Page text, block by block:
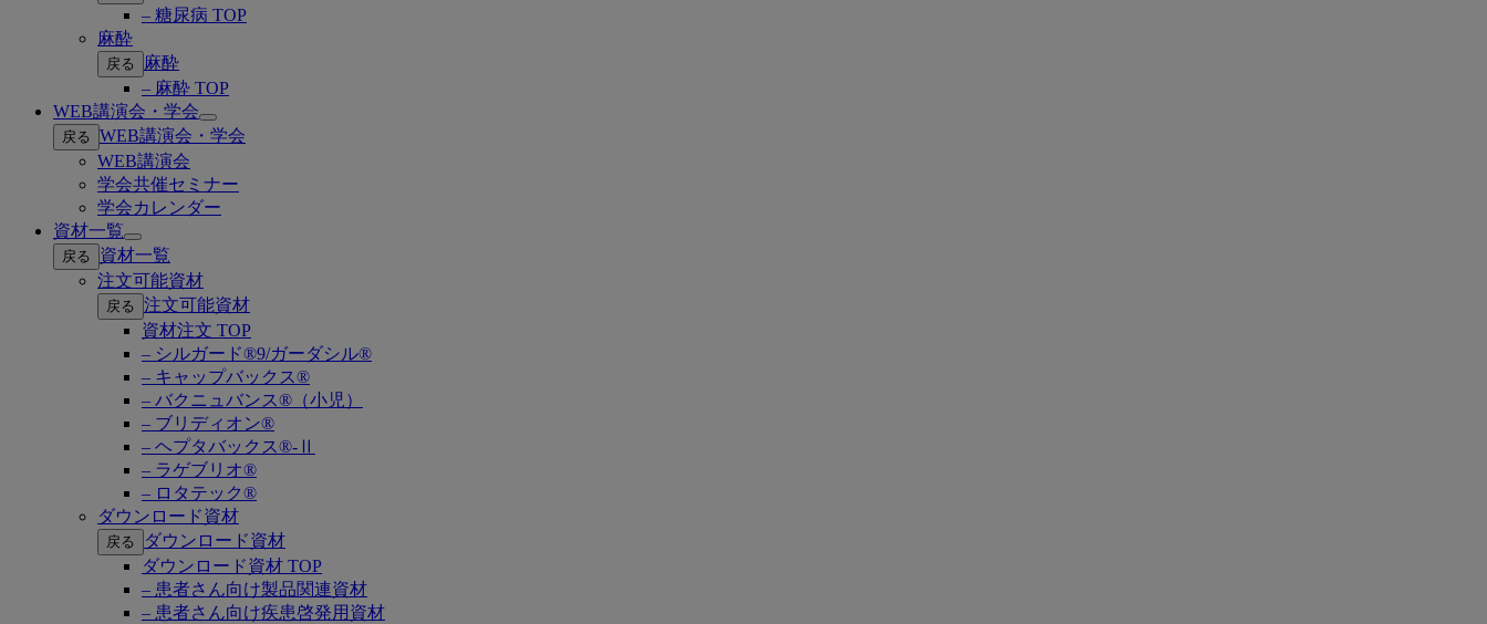
– 糖尿病 TOP
麻酔
戻る
麻酔
– 麻酔 TOP
WEB講演会・学会
Open
submenu
戻る WEB講演会・学会
WEB講演会
学会共催セミナー
学会カレンダー
資材一覧
Open
submenu
戻る
資材一覧
注文可能資材
戻る 注文可能資材
資材注文 TOP
– シルガード®9/ガーダシル®
– キャップバックス®
– バクニュバンス®（小児）
– ブリディオン®
– ヘプタバックス®-Ⅱ
– ラゲブリオ®
– ロタテック®
ダウンロード資材
戻る
ダウンロード資材
ダウンロード資材 TOP
– 患者さん向け製品関連資材
– 患者さん向け疾患啓発用資材